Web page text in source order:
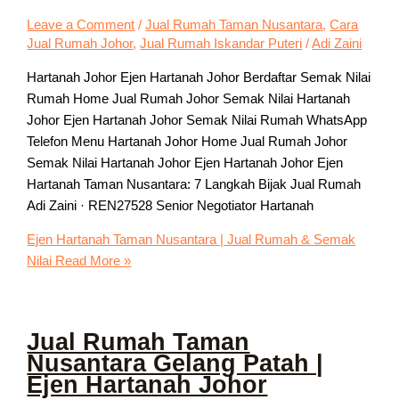
Leave a Comment /Jual Rumah Taman Nusantara,Cara
Jual Rumah Johor,Jual Rumah Iskandar Puteri /Adi Zaini
Hartanah Johor Ejen Hartanah Johor Berdaftar Semak Nilai
Rumah Home Jual Rumah Johor Semak Nilai Hartanah
Johor Ejen Hartanah Johor Semak Nilai Rumah WhatsApp
Telefon Menu Hartanah Johor Home Jual Rumah Johor
Semak Nilai Hartanah Johor Ejen Hartanah Johor Ejen
Hartanah Taman Nusantara: 7 Langkah Bijak Jual Rumah
Adi Zaini · REN27528 Senior Negotiator Hartanah
Ejen Hartanah Taman Nusantara | Jual Rumah & Semak
Nilai Read More »
Jual Rumah Taman
Nusantara Gelang Patah |
Ejen Hartanah Johor